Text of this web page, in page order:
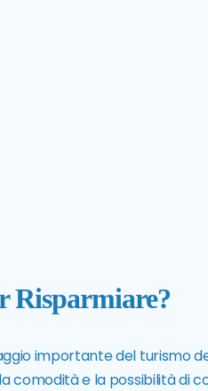
Risparmiare?
importante del turismo
comodità e la possibilità di